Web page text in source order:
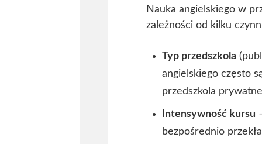
Nauka angielskiego w
zależności od kilku
Typ przedszkola
angielskiego często
przedszkola
Intensywność kursu
bezpośrednio